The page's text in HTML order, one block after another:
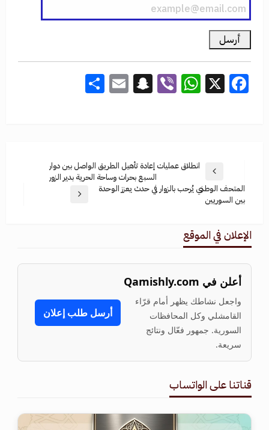
Facebook
X
WhatsApp
Viber
Snapchat
Email
انطلاق عمليات إعادة تأهيل الطريق الواصل بين دوار
السبع بحرات وساحة الحرية بدير الزور
المتحف الوطني يُرحب بالزوار في حدث يعزز الوحدة
بين السوريين
الإعلان في الموقع
أعلن في Qamishly.com
واجعل نشاطك يظهر أمام قرّاء
القامشلي وكل المحافظات
السورية. جمهور فعّال ونتائج
سريعة.
أرسل طلب إعلان
قناتنا على الواتساب